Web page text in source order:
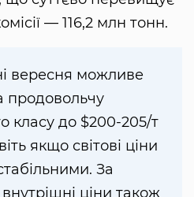
— 116,2 млн тонн.
вересня можливе
продовольчу
класу до $200-205/т
якщо світові ціни
За
внутрішні ціни також